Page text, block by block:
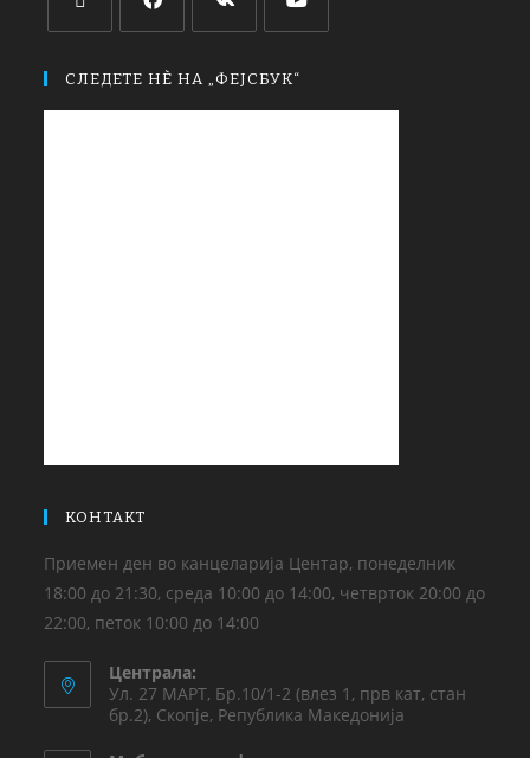
СЛЕДЕТЕ НЀ НА „ФЕЈСБУК“
КОНТАКТ
Приемен ден во канцеларија Центар, понеделник
18:00 до 21:30, среда 10:00 до 14:00, четврток 20:00 до
22:00, петок 10:00 до 14:00
Централа:
Ул. 27 МАРТ, Бр.10/1-2 (влез 1, прв кат, стан
бр.2), Скопје, Република Македонија